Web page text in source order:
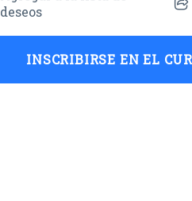
deseos
INSCRIBIRSE EN EL